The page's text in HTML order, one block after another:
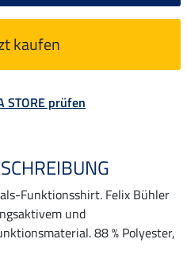
kaufen
STORE prüfen
Funktionsshirt. Felix Bühler
und
88 % Polyester,